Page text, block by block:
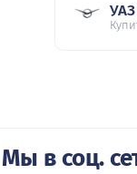
УАЗ
Мы в соц.